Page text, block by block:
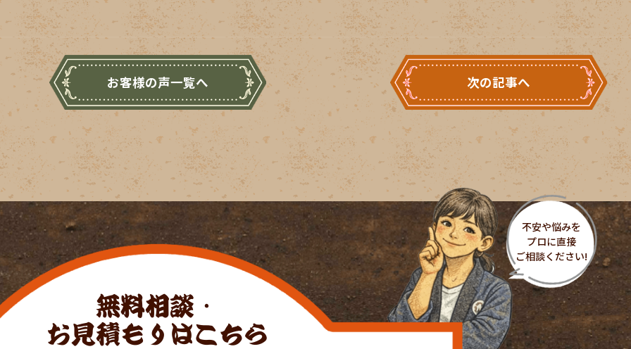
お客様の声一覧へ 次の記事へ
無料相談・
お見積もりはこちら